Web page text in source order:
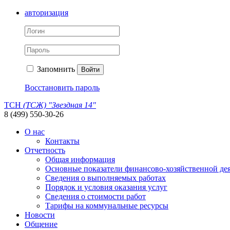
авторизация
Запомнить Войти
Восстановить пароль
ТСН (ТСЖ) "Звездная 14"
8 (499) 550-30-26
О нас
Контакты
Отчетность
Общая информация
Основные показатели финансово-хозяйственной
Сведения о выполняемых работах
Порядок и условия оказания услуг
Сведения о стоимости работ
Тарифы на коммунальные ресурсы
Новости
Общение